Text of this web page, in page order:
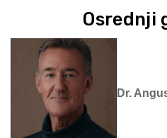
Osrednji
Dr.